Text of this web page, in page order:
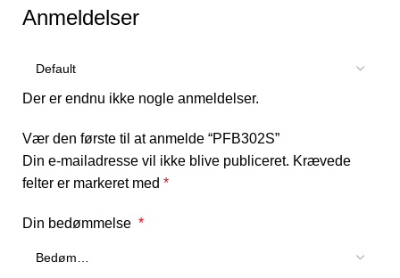
Anmeldelser
Der er endnu ikke nogle anmeldelser.
Vær den første til at anmelde “PFB302S”
Din e-mailadresse vil ikke blive publiceret. Krævede
felter er markeret med *
Din bedømmelse *